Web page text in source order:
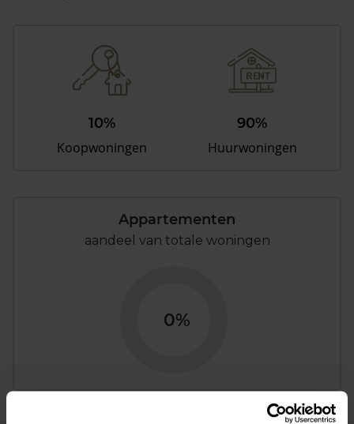
10%
Koopwoningen
90%
Huurwoningen
Appartementen
aandeel van totale woningen
0%